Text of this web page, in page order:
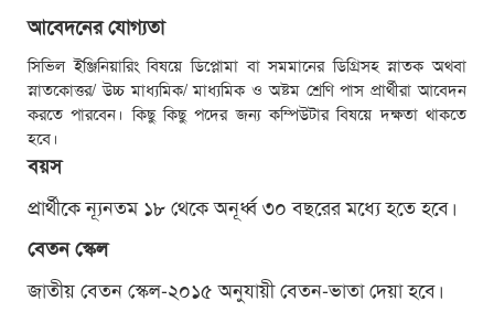
আবেদনের যোগ্যতা
সিভিল ইঞ্জিনিয়ারিং বিষয়ে ডিপ্লোমা বা সমমানের ডিগ্রিসহ স্নাতক অথবা
স্নাতকোত্তর/ উচ্চ মাধ্যমিক/ মাধ্যমিক ও অষ্টম শ্রেণি পাস প্রার্থীরা আবেদন
করতে পারবেন। কিছু কিছু পদের জন্য কম্পিউটার বিষয়ে দক্ষতা থাকতে
হবে।
বয়স
প্রার্থীকে ন্যূনতম ১৮ থেকে অনূর্ধ্ব ৩০ বছরের মধ্যে হতে হবে।
বেতন স্কেল
জাতীয় বেতন স্কেল-২০১৫ অনুযায়ী বেতন-ভাতা দেয়া হবে।